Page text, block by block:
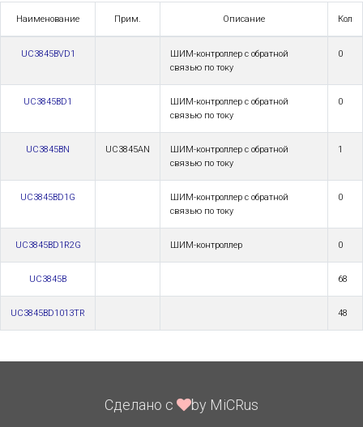
Наименование Прим. Описание Кол
UC3845BVD1
ШИМ-контроллер с обратной
связью по току
0
UC3845BD1
ШИМ-контроллер с обратной
связью по току
0
UC3845BN UC3845AN
ШИМ-контроллер с обратной
связью по току
1
UC3845BD1G
ШИМ-контроллер с обратной
связью по току
0
UC3845BD1R2G ШИМ-контроллер 0
UC3845B 68
UC3845BD1013TR 48
Сделано с by MiCRus